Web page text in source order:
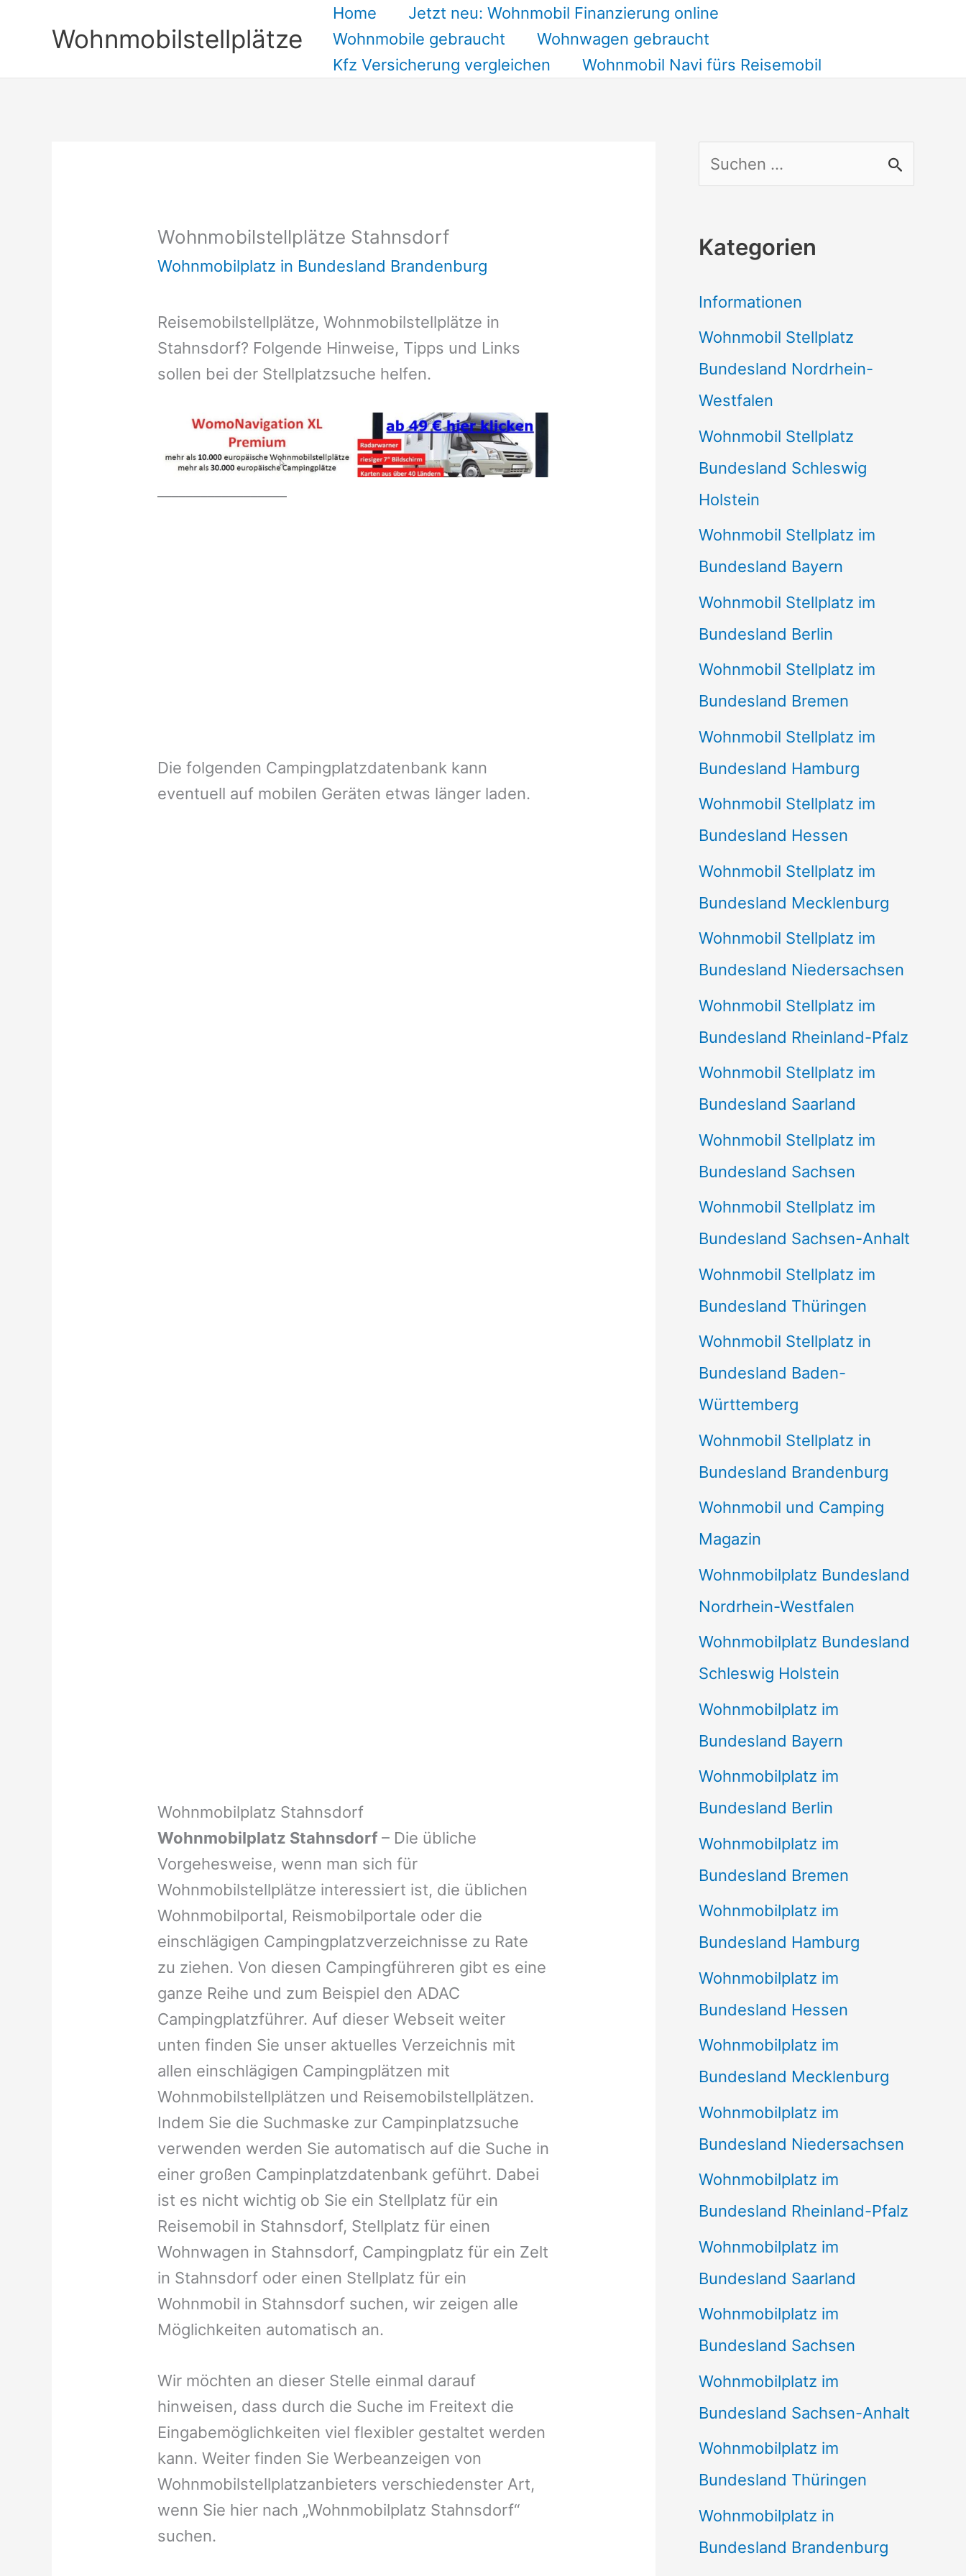
Wohnmobilstellplätze
Home
Jetzt neu: Wohnmobil Finanzierung online
Wohnmobile gebraucht
Wohnwagen gebraucht
Kfz Versicherung vergleichen
Wohnmobil Navi fürs Reisemobil
Wohnmobilstellplätze Stahnsdorf
Wohnmobilplatz in Bundesland Brandenburg
Reisemobilstellplätze, Wohnmobilstellplätze in
Stahnsdorf? Folgende Hinweise, Tipps und Links
sollen bei der Stellplatzsuche helfen.
Die folgenden Campingplatzdatenbank kann
eventuell auf mobilen Geräten etwas länger laden.
Wohnmobilplatz Stahnsdorf
Wohnmobilplatz Stahnsdorf– Die übliche
Vorgehesweise, wenn man sich für
Wohnmobilstellplätze interessiert ist, die üblichen
Wohnmobilportal, Reismobilportale oder die
einschlägigen Campingplatzverzeichnisse zu Rate
zu ziehen. Von diesen Campingführeren gibt es eine
ganze Reihe und zum Beispiel den ADAC
Campingplatzführer. Auf dieser Webseit weiter
unten finden Sie unser aktuelles Verzeichnis mit
allen einschlägigen Campingplätzen mit
Wohnmobilstellplätzen und Reisemobilstellplätzen.
Indem Sie die Suchmaske zur Campinplatzsuche
verwenden werden Sie automatisch auf die Suche in
einer großen Campinplatzdatenbank geführt. Dabei
ist es nicht wichtig ob Sie ein Stellplatz für ein
Reisemobil in Stahnsdorf, Stellplatz für einen
Wohnwagen in Stahnsdorf, Campingplatz für ein Zelt
in Stahnsdorf oder einen Stellplatz für ein
Wohnmobil in Stahnsdorf suchen, wir zeigen alle
Möglichkeiten automatisch an.
Wir möchten an dieser Stelle einmal darauf
hinweisen, dass durch die Suche im Freitext die
Eingabemöglichkeiten viel flexibler gestaltet werden
kann. Weiter finden Sie Werbeanzeigen von
Wohnmobilstellplatzanbieters verschiedenster Art,
wenn Sie hier nach „Wohnmobilplatz Stahnsdorf“
suchen.
u
h
n
a
c
h
:
Kategorien
Informationen
Wohnmobil Stellplatz
Bundesland Nordrhein-
Westfalen
Wohnmobil Stellplatz
Bundesland Schleswig
Holstein
Wohnmobil Stellplatz im
Bundesland Bayern
Wohnmobil Stellplatz im
Bundesland Berlin
Wohnmobil Stellplatz im
Bundesland Bremen
Wohnmobil Stellplatz im
Bundesland Hamburg
Wohnmobil Stellplatz im
Bundesland Hessen
Wohnmobil Stellplatz im
Bundesland Mecklenburg
Wohnmobil Stellplatz im
Bundesland Niedersachsen
Wohnmobil Stellplatz im
Bundesland Rheinland-Pfalz
Wohnmobil Stellplatz im
Bundesland Saarland
Wohnmobil Stellplatz im
Bundesland Sachsen
Wohnmobil Stellplatz im
Bundesland Sachsen-Anhalt
Wohnmobil Stellplatz im
Bundesland Thüringen
Wohnmobil Stellplatz in
Bundesland Baden-
Württemberg
Wohnmobil Stellplatz in
Bundesland Brandenburg
Wohnmobil und Camping
Magazin
Wohnmobilplatz Bundesland
Nordrhein-Westfalen
Wohnmobilplatz Bundesland
Schleswig Holstein
Wohnmobilplatz im
Bundesland Bayern
Wohnmobilplatz im
Bundesland Berlin
Wohnmobilplatz im
Bundesland Bremen
Wohnmobilplatz im
Bundesland Hamburg
Wohnmobilplatz im
Bundesland Hessen
Wohnmobilplatz im
Bundesland Mecklenburg
Wohnmobilplatz im
Bundesland Niedersachsen
Wohnmobilplatz im
Bundesland Rheinland-Pfalz
Wohnmobilplatz im
Bundesland Saarland
Wohnmobilplatz im
Bundesland Sachsen
Wohnmobilplatz im
Bundesland Sachsen-Anhalt
Wohnmobilplatz im
Bundesland Thüringen
Wohnmobilplatz in
Bundesland Brandenburg